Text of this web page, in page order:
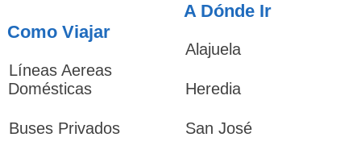
Como Viajar
Líneas Aereas
Domésticas
Buses Privados
A Dónde Ir
Alajuela
Heredia
San José